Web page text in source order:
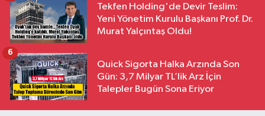
Tekfen Holding'de Devir Teslim:
Yeni Yönetim Kurulu Başkanı Prof. Dr.
Murat Yalçıntaş Oldu!
Quick Sigorta Halka Arzında Son
Gün: 3,7 Milyar TL’lik Arz İçin
Talepler Bugün Sona Eriyor
6